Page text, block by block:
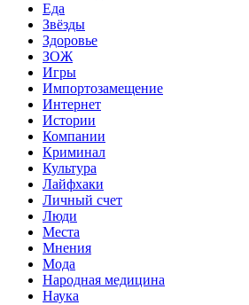
Еда
Звёзды
Здоровье
ЗОЖ
Игры
Импортозамещение
Интернет
Истории
Компании
Криминал
Культура
Лайфхаки
Личный счет
Люди
Места
Мнения
Мода
Народная медицина
Наука